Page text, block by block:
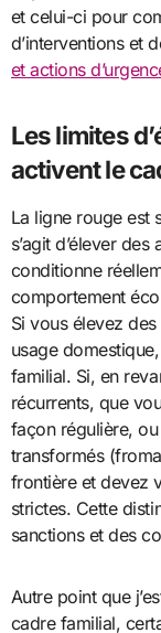
et celui-ci pour
d’interventions et
et actions
Les limites
activent le
La ligne rouge est
s’agit d’élever
conditionne
comportement
Si vous élevez
usage
familial. Si, en
récurrents, que
façon régulière,
transformés
frontière et devez
strictes. Cette
sanctions et des
Autre point que
cadre familial,